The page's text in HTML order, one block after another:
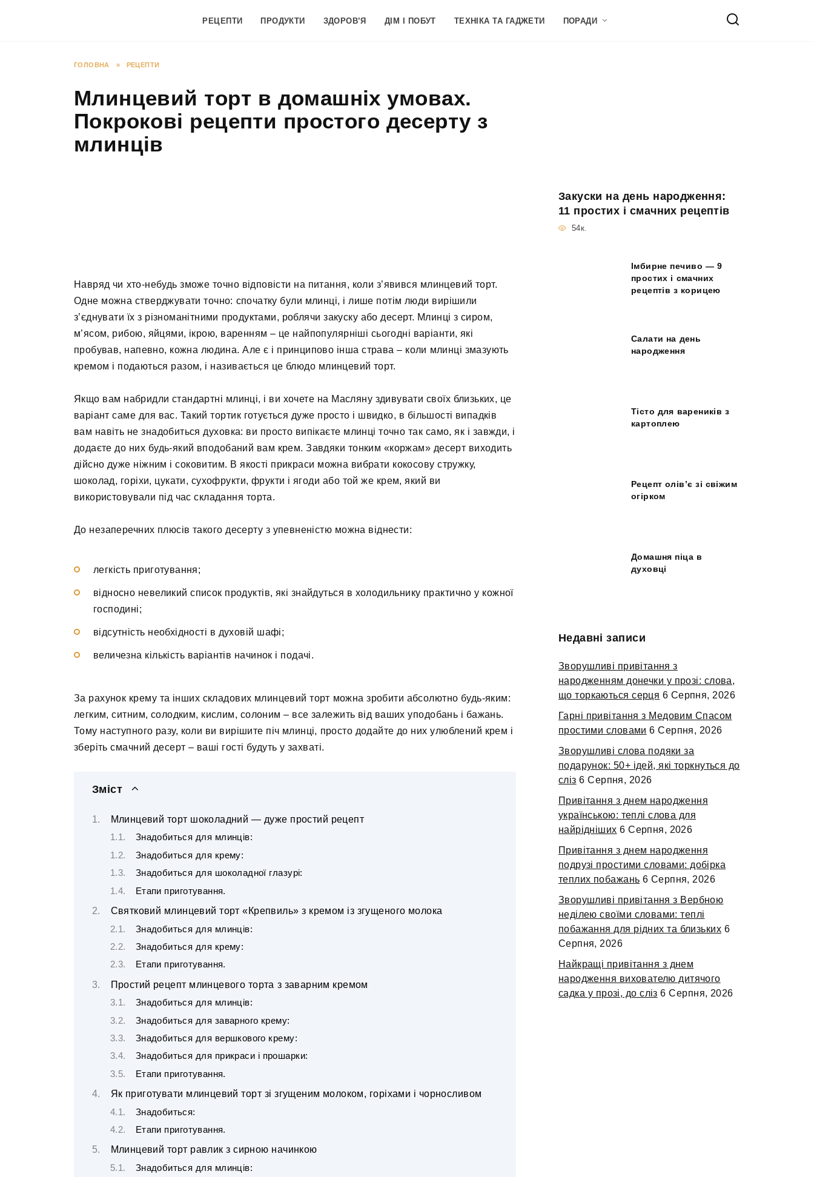
РЕЦЕПТИ ПРОДУКТИ ЗДОРОВ’Я ДІМ І ПОБУТ ТЕХНІКА ТА ГАДЖЕТИ ПОРАДИ
ГОЛОВНА » РЕЦЕПТИ
Млинцевий торт в домашніх умовах.
Покрокові рецепти простого десерту з
млинців
Навряд чи хто-небудь зможе точно відповісти на питання, коли з’явився млинцевий торт.
Одне можна стверджувати точно: спочатку були млинці, і лише потім люди вирішили
з’єднувати їх з різноманітними продуктами, роблячи закуску або десерт. Млинці з сиром,
м’ясом, рибою, яйцями, ікрою, варенням – це найпопулярніші сьогодні варіанти, які
пробував, напевно, кожна людина. Але є і принципово інша страва – коли млинці змазують
кремом і подаються разом, і називається це блюдо млинцевий торт.
Якщо вам набридли стандартні млинці, і ви хочете на Масляну здивувати своїх близьких, це
варіант саме для вас. Такий тортик готується дуже просто і швидко, в більшості випадків
вам навіть не знадобиться духовка: ви просто випікаєте млинці точно так само, як і завжди, і
додаєте до них будь-який вподобаний вам крем. Завдяки тонким «коржам» десерт виходить
дійсно дуже ніжним і соковитим. В якості прикраси можна вибрати кокосову стружку,
шоколад, горіхи, цукати, сухофрукти, фрукти і ягоди або той же крем, який ви
використовували під час складання торта.
До незаперечних плюсів такого десерту з упевненістю можна віднести:
легкість приготування;
відносно невеликий список продуктів, які знайдуться в холодильнику практично у кожної
господині;
відсутність необхідності в духовій шафі;
величезна кількість варіантів начинок і подачі.
За рахунок крему та інших складових млинцевий торт можна зробити абсолютно будь-яким:
легким, ситним, солодким, кислим, солоним – все залежить від ваших уподобань і бажань.
Тому наступного разу, коли ви вирішите піч млинці, просто додайте до них улюблений крем і
зберіть смачний десерт – ваші гості будуть у захваті.
Зміст
Млинцевий торт шоколадний — дуже простий рецепт
Знадобиться для млинців:
Знадобиться для крему:
Знадобиться для шоколадної глазурі:
Етапи приготування.
Святковий млинцевий торт «Крепвиль» з кремом із згущеного молока
Знадобиться для млинців:
Знадобиться для крему:
Етапи приготування.
Простий рецепт млинцевого торта з заварним кремом
Знадобиться для млинців:
Знадобиться для заварного крему:
Знадобиться для вершкового крему:
Знадобиться для прикраси і прошарки:
Етапи приготування.
Як приготувати млинцевий торт зі згущеним молоком, горіхами і чорносливом
Знадобиться:
Етапи приготування.
Млинцевий торт равлик з сирною начинкою
Знадобиться для млинців:
Закуски на день народження:
11 простих і смачних рецептів
54к.
Імбирне печиво — 9
простих і смачних
рецептів з корицею
Салати на день
народження
Тісто для вареників з
картоплею
Рецепт олів’є зі свіжим
огірком
Домашня піца в
духовці
Недавні записи
Зворушливі привітання з
народженням донечки у прозі: слова,
що торкаються серця 6 Серпня, 2026
Гарні привітання з Медовим Спасом
простими словами 6 Серпня, 2026
Зворушливі слова подяки за
подарунок: 50+ ідей, які торкнуться до
сліз 6 Серпня, 2026
Привітання з днем народження
українською: теплі слова для
найрідніших 6 Серпня, 2026
Привітання з днем народження
подрузі простими словами: добірка
теплих побажань 6 Серпня, 2026
Зворушливі привітання з Вербною
неділею своїми словами: теплі
побажання для рідних та близьких 6
Серпня, 2026
Найкращі привітання з днем
народження вихователю дитячого
садка у прозі, до сліз 6 Серпня, 2026